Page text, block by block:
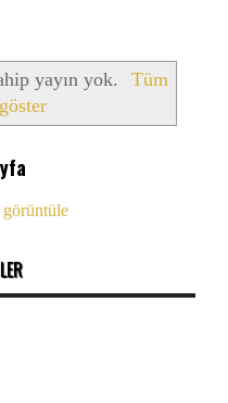
yayın yok.
Tüm